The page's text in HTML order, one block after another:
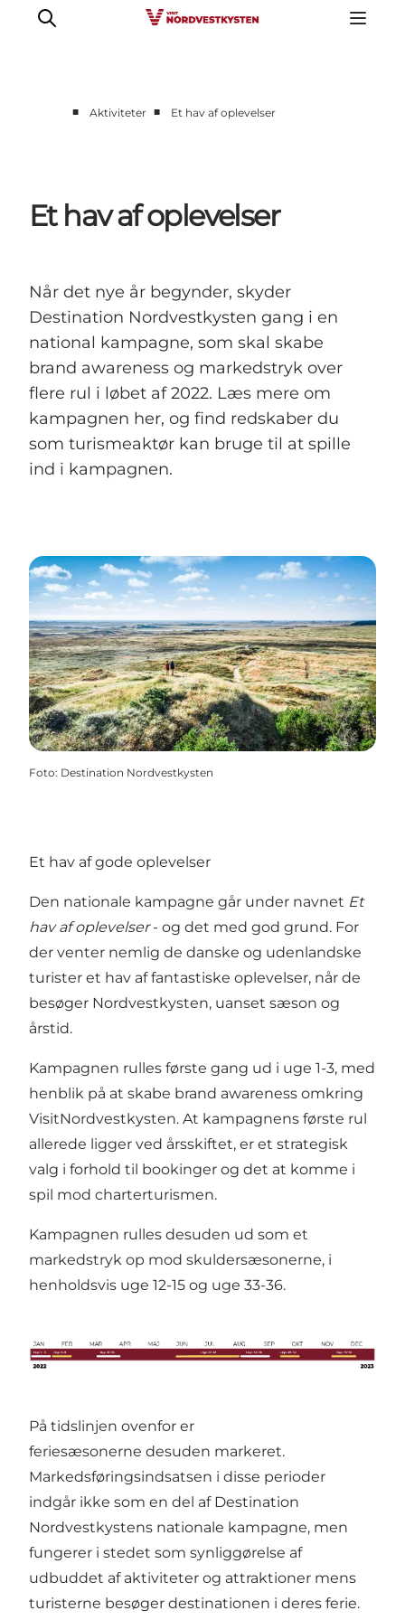
Kontakt
Presse
■ Aktiviteter ■ Et hav af oplevelser
Et hav af oplevelser
Når det nye år begynder, skyder
Destination Nordvestkysten gang i en
national kampagne, som skal skabe
brand awareness og markedstryk over
flere rul i løbet af 2022. Læs mere om
kampagnen her, og find redskaber du
som turismeaktør kan bruge til at spille
ind i kampagnen.
Foto: Destination Nordvestkysten
Et hav af gode oplevelser
Den nationale kampagne går under navnet Et
hav af oplevelser- og det med god grund. For
der venter nemlig de danske og udenlandske
turister et hav af fantastiske oplevelser, når de
besøger Nordvestkysten, uanset sæson og
årstid.
Kampagnen rulles første gang ud i uge 1-3, med
henblik på at skabe brand awareness omkring
VisitNordvestkysten. At kampagnens første rul
allerede ligger ved årsskiftet, er et strategisk
valg i forhold til bookinger og det at komme i
spil mod charterturismen.
Kampagnen rulles desuden ud som et
markedstryk op mod skuldersæsonerne, i
henholdsvis uge 12-15 og uge 33-36.
På tidslinjen ovenfor er
feriesæsonerne desuden markeret.
Markedsføringsindsatsen i disse perioder
indgår ikke som en del af Destination
Nordvestkystens nationale kampagne, men
fungerer i stedet som synliggørelse af
udbuddet af aktiviteter og attraktioner mens
turisterne besøger destinationen i deres ferie.